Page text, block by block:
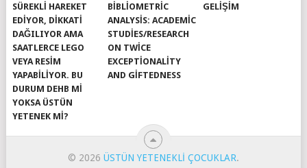
SÜREKLI HAREKET
EDIYOR, DIKKATI
DAĞILIYOR AMA
SAATLERCE LEGO
VEYA RESIM
YAPABILIYOR. BU
DURUM DEHB MI
YOKSA ÜSTÜN
YETENEK MI?
BIBLIOMETRIC
ANALYSIS: ACADEMIC
STUDIES/RESEARCH
ON TWICE
EXCEPTIONALITY
AND GIFTEDNESS
GELIŞIM
© 2026 ÜSTÜN YETENEKLI ÇOCUKLAR.